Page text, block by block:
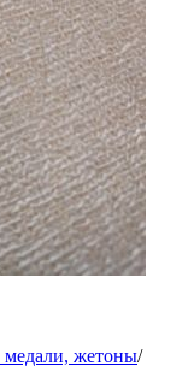
медали, жетоны/